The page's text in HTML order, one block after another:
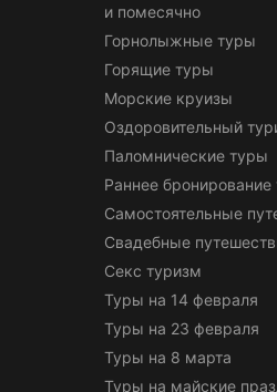
и помесячно
Горнолыжные туры
Горящие туры
Морские круизы
Оздоровительный
Паломнические туры
Раннее бронирование
Самостоятельные
Свадебные
Секс туризм
Туры на 14 февраля
Туры на 23 февраля
Туры на 8 марта
Туры на майские